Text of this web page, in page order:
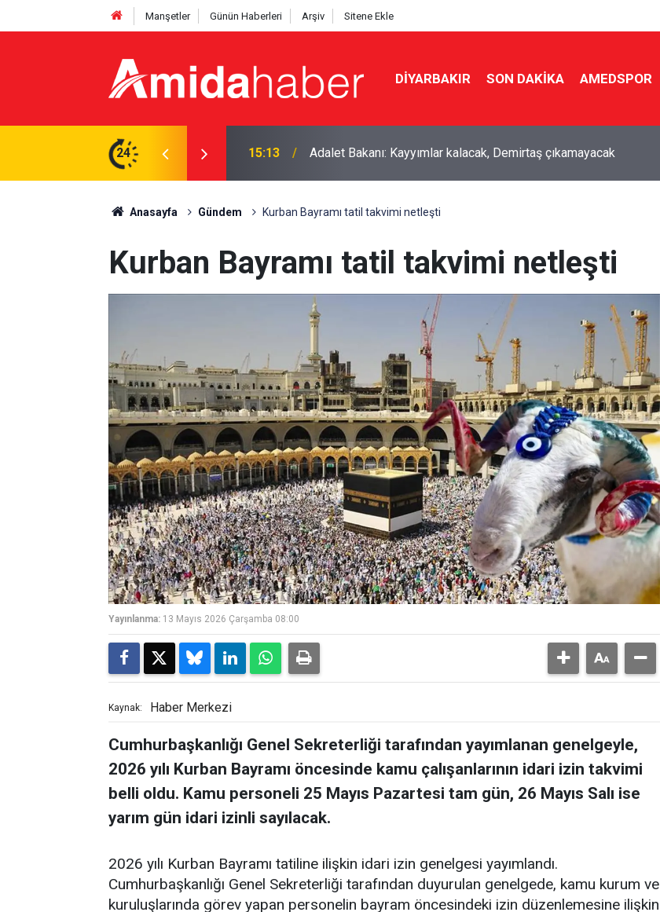
Manşetler Günün Haberleri Arşiv Sitene Ekle
DIYARBAKIR SON DAKIKA AMEDSPOR
24
Demirtaş çıkamayacak 14:45 Diyarbakır’da yeşil arıkuşunun avı objektife yansıdı
Anasayfa Gündem Kurban Bayramı tatil takvimi netleşti
Kurban Bayramı tatil takvimi netleşti
Yayınlanma: 13 Mayıs 2026 Çarşamba 08:00
Kaynak: Haber Merkezi
Cumhurbaşkanlığı Genel Sekreterliği tarafından yayımlanan genelgeyle,
2026 yılı Kurban Bayramı öncesinde kamu çalışanlarının idari izin takvimi
belli oldu. Kamu personeli 25 Mayıs Pazartesi tam gün, 26 Mayıs Salı ise
yarım gün idari izinli sayılacak.
2026 yılı Kurban Bayramı tatiline ilişkin idari izin genelgesi yayımlandı.
Cumhurbaşkanlığı Genel Sekreterliği tarafından duyurulan genelgede, kamu kurum ve
kuruluşlarında görev yapan personelin bayram öncesindeki izin düzenlemesine ilişkin